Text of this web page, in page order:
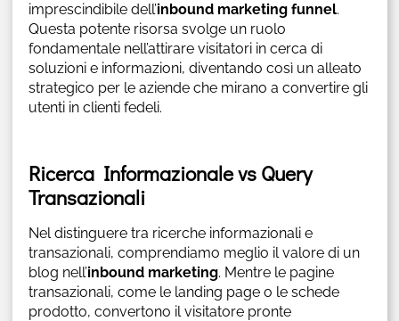
imprescindibile dell’inbound marketing funnel.
Questa potente risorsa svolge un ruolo
fondamentale nell’attirare visitatori in cerca di
soluzioni e informazioni, diventando così un alleato
strategico per le aziende che mirano a convertire gli
utenti in clienti fedeli.
Ricerca Informazionale vs Query
Transazionali
Nel distinguere tra ricerche informazionali e
transazionali, comprendiamo meglio il valore di un
blog nell’inbound marketing. Mentre le pagine
transazionali, come le landing page o le schede
prodotto, convertono il visitatore pronte